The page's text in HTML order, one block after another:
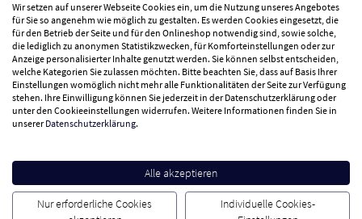
Vertrag widerrufen
Zahlungsarten
Wir versenden mit
Besuchen Sie uns
Wir setzen auf unserer Webseite Cookies ein, um die Nutzung unseres Angebotes
für Sie so angenehm wie möglich zu gestalten. Es werden Cookies eingesetzt, die
für den Betrieb der Seite und für den Onlineshop notwendig sind, sowie solche,
die lediglich zu anonymen Statistikzwecken, für Komforteinstellungen oder zur
Anzeige personalisierter Inhalte genutzt werden. Sie können selbst entscheiden,
welche Kategorien Sie zulassen möchten. Bitte beachten Sie, dass auf Basis Ihrer
Einstellungen womöglich nicht mehr alle Funktionalitäten der Seite zur Verfügung
stehen. Ihre Einwilligung können Sie jederzeit in der Datenschutzerklärung oder
unter den Cookieeinstellungen widerrufen. Weitere Informationen finden Sie in
unsererDatenschutzerklärung.
Alle akzeptieren
Nur erforderliche Cookies
Individuelle Cookies-